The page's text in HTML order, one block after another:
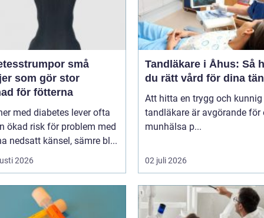
små
som gör stor
för fötterna
med diabetes lever ofta
ökad risk för problem med
fötterna nedsatt känsel, sämre bl...
2026
Tandläkare i Åhus: Så
du rätt vård för dina
Att hitta en trygg och kunnig
tandläkare är avgörande för
munhälsa p...
02 juli 2026